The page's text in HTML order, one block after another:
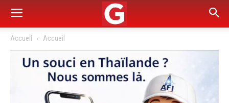
Accueil Accueil